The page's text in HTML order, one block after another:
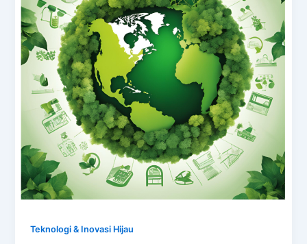
Teknologi & Inovasi Hijau